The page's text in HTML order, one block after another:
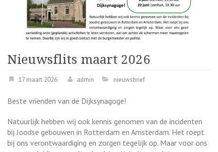
Nieuwsflits maart 2026
17 maart 2026 admin nieuwsbrief
Beste vrienden van de Dijksynagoge!
Natuurlijk hebben wij ook kennis genomen van de incidenten
bij Joodse gebouwen in Rotterdam en Amsterdam. Het roept
bij ons verontwaardiging en zorgen tegelijk op. Maar voor ons